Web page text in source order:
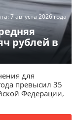
рублей в
7 августа 2026 года
для
превысил 35
Федерации,